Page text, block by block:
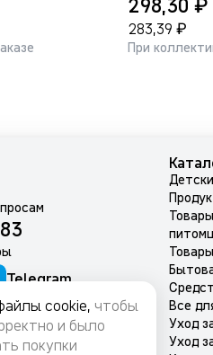
cookie, чтобы
и было
покупки
298,30 ₽
283,39 ₽
При
Telegram
Все
Уход
Уход